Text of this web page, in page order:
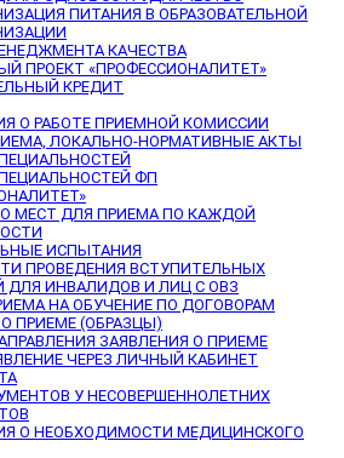
ПИТАНИЯ В ОБРАЗОВАТЕЛЬНОЙ
КАЧЕСТВА
ПРОЕКТ «ПРОФЕССИОНАЛИТЕТ»
КРЕДИТ
О РАБОТЕ ПРИЕМНОЙ КОМИССИИ
ЛОКАЛЬНО-НОРМАТИВНЫЕ АКТЫ
ФП
МЕСТ ДЛЯ ПРИЕМА ПО КАЖДОЙ
ИСПЫТАНИЯ
ПРОВЕДЕНИЯ ВСТУПИТЕЛЬНЫХ
ДЛЯ ИНВАЛИДОВ И ЛИЦ С ОВЗ
НА ОБУЧЕНИЕ ПО ДОГОВОРАМ
ПРИЕМЕ (ОБРАЗЦЫ)
ЗАЯВЛЕНИЯ О ПРИЕМЕ
ЧЕРЕЗ ЛИЧНЫЙ КАБИНЕТ
У НЕСОВЕРШЕННОЛЕТНИХ
О НЕОБХОДИМОСТИ МЕДИЦИНСКОГО